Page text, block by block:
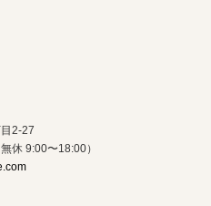
2-27
休 9:00〜18:00）